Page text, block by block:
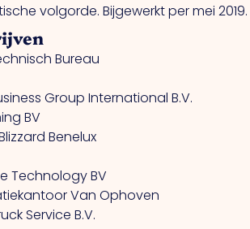
volgorde. Bijgewerkt per mei 2019.
Bureau
Group International B.V.
BV
Benelux
Technology BV
Van Ophoven
Service B.V.